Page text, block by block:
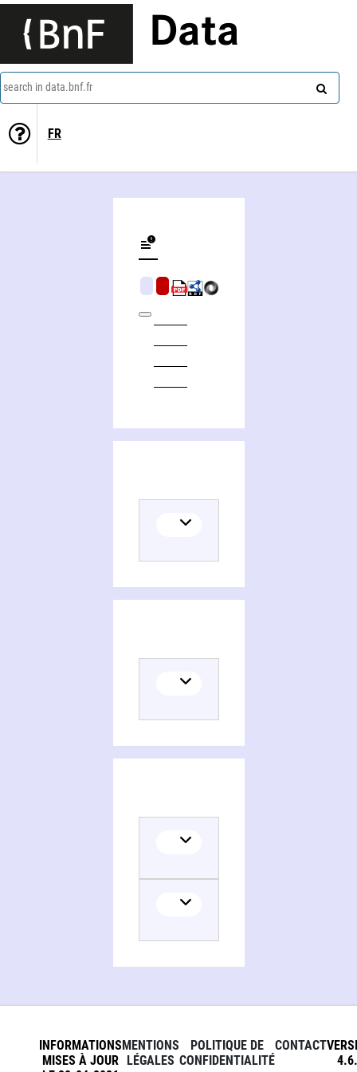
Data
search in data.bnf.fr
FR
INFORMATIONS
MISES À JOUR
MENTIONS
LÉGALES
POLITIQUE DE
CONFIDENTIALITÉ
CONTACT